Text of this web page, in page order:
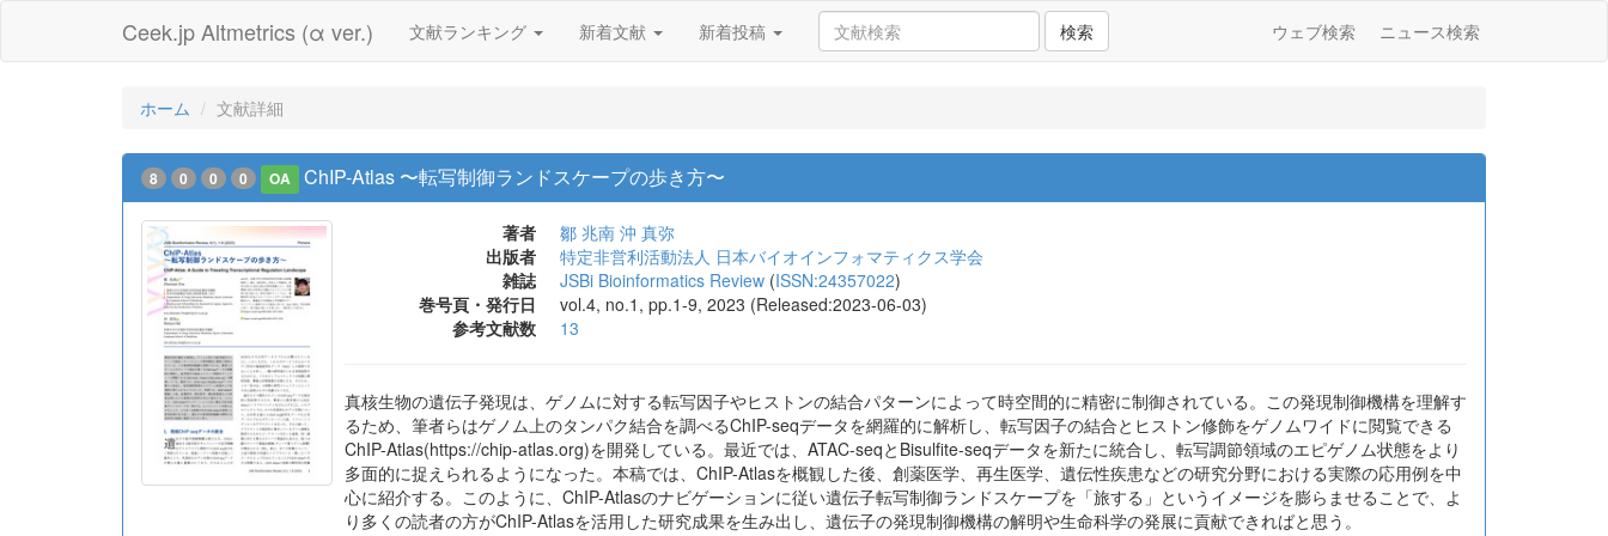
Ceek.jp Altmetrics (α ver.) 文献ランキング 新着文献 新着投稿 検索 ウェブ検索 ニュース検索
ホーム 文献詳細
8 0 0 0 OA ChIP-Atlas 〜転写制御ランドスケープの歩き方〜
著者 鄒 兆南 沖 真弥
出版者
特定非営利活動法人 日本バイオインフォマティクス学会
雑誌
JSBi Bioinformatics Review (ISSN:24357022)
巻号頁・発行日
vol.4, no.1, pp.1-9, 2023 (Released:2023-06-03)
参考文献数
13
真核生物の遺伝子発現は、ゲノムに対する転写因子やヒストンの結合パターンによって時空間的に精密に制御されている。この発現制御機構を理解す
るため、筆者らはゲノム上のタンパク結合を調べるChIP-seqデータを網羅的に解析し、転写因子の結合とヒストン修飾をゲノムワイドに閲覧できる
ChIP-Atlas(https://chip-atlas.org)を開発している。最近では、ATAC-seqとBisulfite-seqデータを新たに統合し、転写調節領域のエピゲノム状態をより
多面的に捉えられるようになった。本稿では、ChIP-Atlasを概観した後、創薬医学、再生医学、遺伝性疾患などの研究分野における実際の応用例を中
心に紹介する。このように、ChIP-Atlasのナビゲーションに従い遺伝子転写制御ランドスケープを「旅する」というイメージを膨らませることで、よ
り多くの読者の方がChIP-Atlasを活用した研究成果を生み出し、遺伝子の発現制御機構の解明や生命科学の発展に貢献できればと思う。